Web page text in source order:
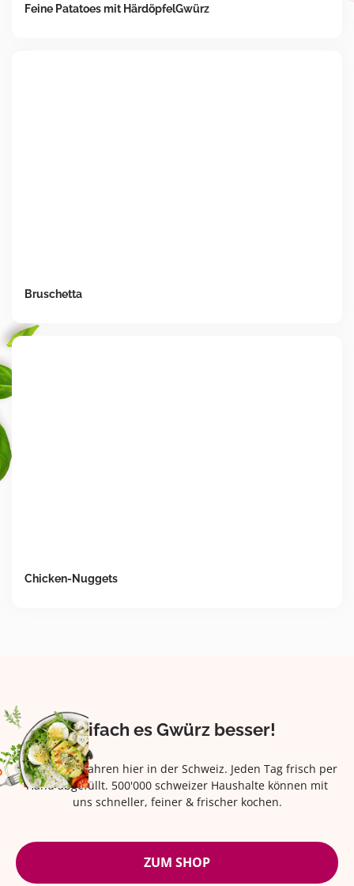
Feine Patatoes mit HärdöpfelGwürz
Bruschetta
Chicken-Nuggets
Eifach es Gwürz besser!
Seit über 42 Jahren hier in der Schweiz. Jeden Tag frisch per
Hand abgefüllt. 500'000 schweizer Haushalte können mit
uns schneller, feiner & frischer kochen.
ZUM SHOP